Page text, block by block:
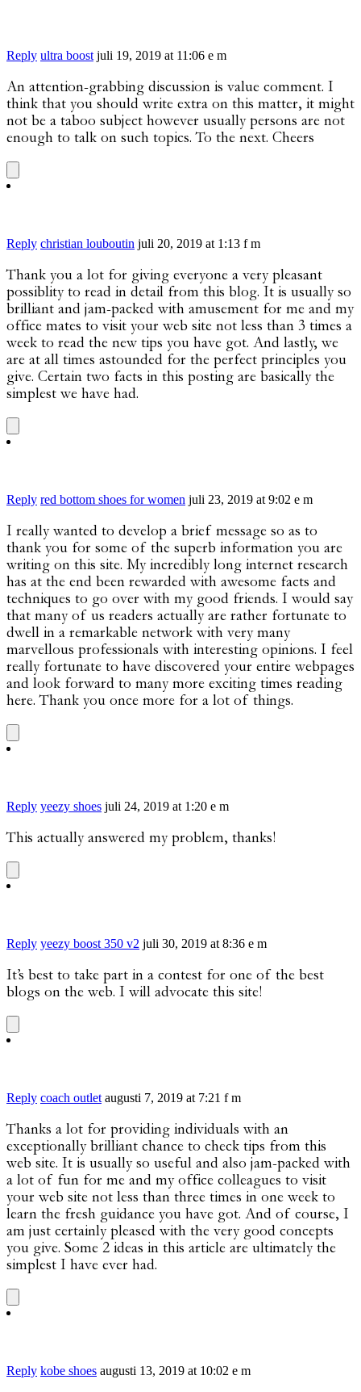
Reply ultra boost juli 19, 2019 at 11:06 e m
An attention-grabbing discussion is value comment. I
think that you should write extra on this matter, it might
not be a taboo subject however usually persons are not
enough to talk on such topics. To the next. Cheers
Reply christian louboutin juli 20, 2019 at 1:13 f m
Thank you a lot for giving everyone a very pleasant
possiblity to read in detail from this blog. It is usually so
brilliant and jam-packed with amusement for me and my
office mates to visit your web site not less than 3 times a
week to read the new tips you have got. And lastly, we
are at all times astounded for the perfect principles you
give. Certain two facts in this posting are basically the
simplest we have had.
Reply red bottom shoes for women juli 23, 2019 at 9:02 e m
I really wanted to develop a brief message so as to
thank you for some of the superb information you are
writing on this site. My incredibly long internet research
has at the end been rewarded with awesome facts and
techniques to go over with my good friends. I would say
that many of us readers actually are rather fortunate to
dwell in a remarkable network with very many
marvellous professionals with interesting opinions. I feel
really fortunate to have discovered your entire webpages
and look forward to many more exciting times reading
here. Thank you once more for a lot of things.
Reply yeezy shoes juli 24, 2019 at 1:20 e m
This actually answered my problem, thanks!
Reply yeezy boost 350 v2 juli 30, 2019 at 8:36 e m
It’s best to take part in a contest for one of the best
blogs on the web. I will advocate this site!
Reply coach outlet augusti 7, 2019 at 7:21 f m
Thanks a lot for providing individuals with an
exceptionally brilliant chance to check tips from this
web site. It is usually so useful and also jam-packed with
a lot of fun for me and my office colleagues to visit
your web site not less than three times in one week to
learn the fresh guidance you have got. And of course, I
am just certainly pleased with the very good concepts
you give. Some 2 ideas in this article are ultimately the
simplest I have ever had.
Reply kobe shoes augusti 13, 2019 at 10:02 e m